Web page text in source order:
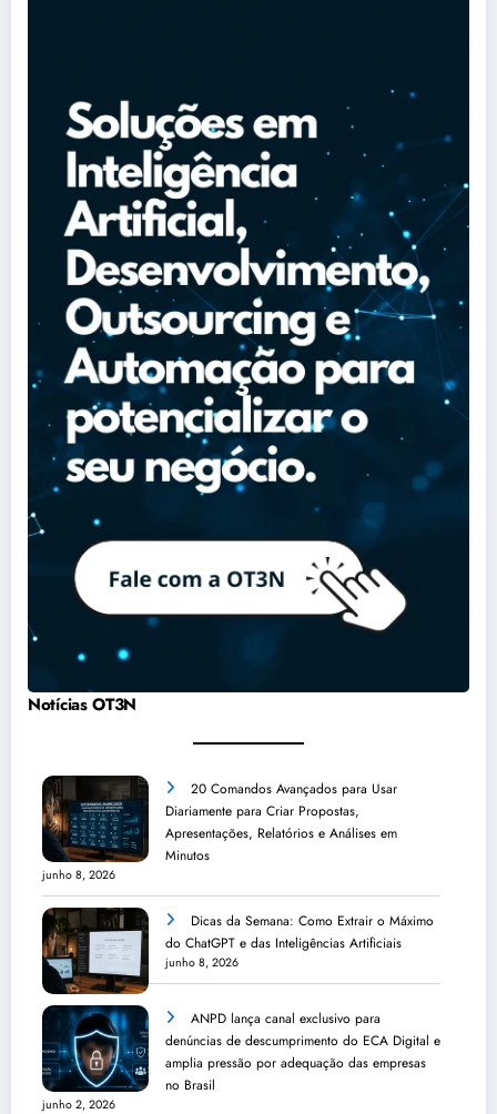
Notícias OT3N
20 Comandos Avançados para Usar
Diariamente para Criar Propostas,
Apresentações, Relatórios e Análises em
Minutos
junho 8, 2026
Dicas da Semana: Como Extrair o Máximo
do ChatGPT e das Inteligências Artificiais
junho 8, 2026
ANPD lança canal exclusivo para
denúncias de descumprimento do ECA Digital e
amplia pressão por adequação das empresas
no Brasil
junho 2, 2026